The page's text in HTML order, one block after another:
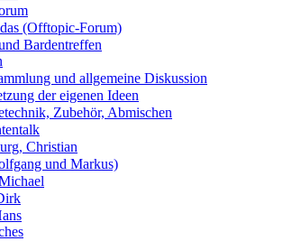
(Offtopic-Forum)
Bardentreffen
und allgemeine Diskussion
der eigenen Ideen
Zubehör, Abmischen
Christian
und Markus)